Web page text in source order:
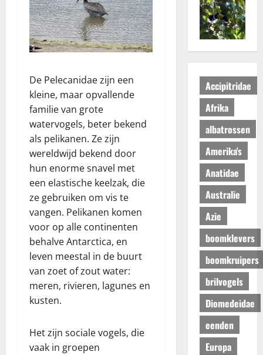
De Pelecanidae zijn een
kleine, maar opvallende
familie van grote
watervogels, beter bekend
als pelikanen. Ze zijn
wereldwijd bekend door
hun enorme snavel met
een elastische keelzak, die
ze gebruiken om vis te
vangen. Pelikanen komen
voor op alle continenten
behalve Antarctica, en
leven meestal in de buurt
van zoet of zout water:
meren, rivieren, lagunes en
kusten.
Het zijn sociale vogels, die
vaak in groepen
Accipitridae
Afrika
albatrossen
Amerika's
Anatidae
Australie
Azie
boomklevers
boomkruipers
brilvogels
Diomedeidae
eenden
Europa